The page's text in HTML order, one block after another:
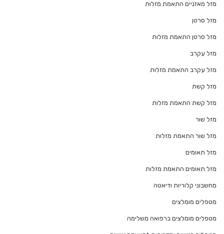
מזל מאזניים התאמת מזלות
מזל סרטן
מזל סרטן התאמת מזלות
מזל עקרב
מזל עקרב התאמת מזלות
מזל קשת
מזל קשת התאמת מזלות
מזל שור
מזל שור התאמת מזלות
מזל תאומים
מזל תאומים התאמת מזלות
מחשבוני קלוריות ודיאטה
מטפלים מומלצים
מטפלים מומלצים ברפואה משלימה